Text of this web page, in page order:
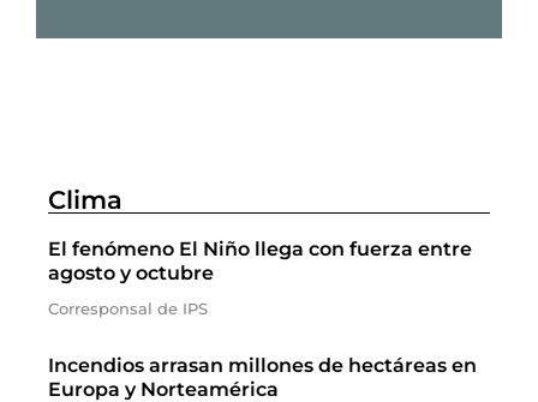
Clima
El fenómeno El Niño llega con fuerza entre
agosto y octubre
Corresponsal de IPS
Incendios arrasan millones de hectáreas en
Europa y Norteamérica